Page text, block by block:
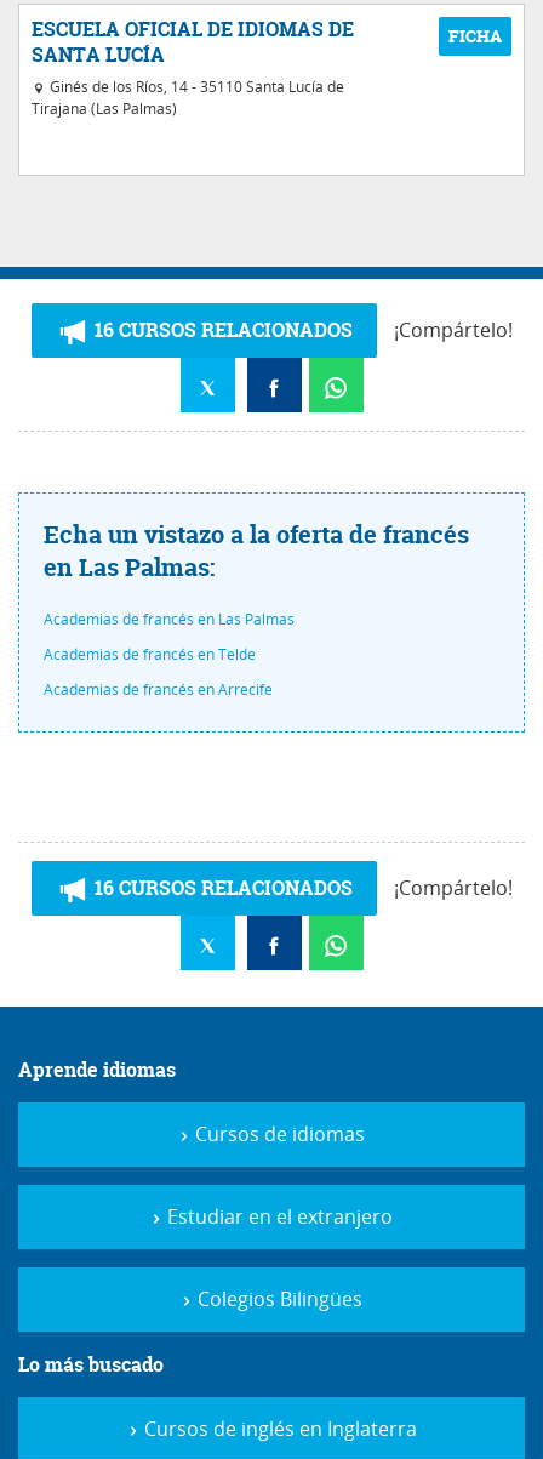
ESCUELA OFICIAL DE IDIOMAS DE
SANTA LUCÍA
Ginés de los Ríos, 14 - 35110 Santa Lucía de
Tirajana (Las Palmas)
16 CURSOS RELACIONADOS ¡Compártelo!
Echa un vistazo a la oferta de francés
en Las Palmas:
Academias de francés en Las Palmas
Academias de francés en Telde
Academias de francés en Arrecife
16 CURSOS RELACIONADOS ¡Compártelo!
Aprende idiomas
Cursos de idiomas
Estudiar en el extranjero
Colegios Bilingües
Lo más buscado
Cursos de inglés en Inglaterra